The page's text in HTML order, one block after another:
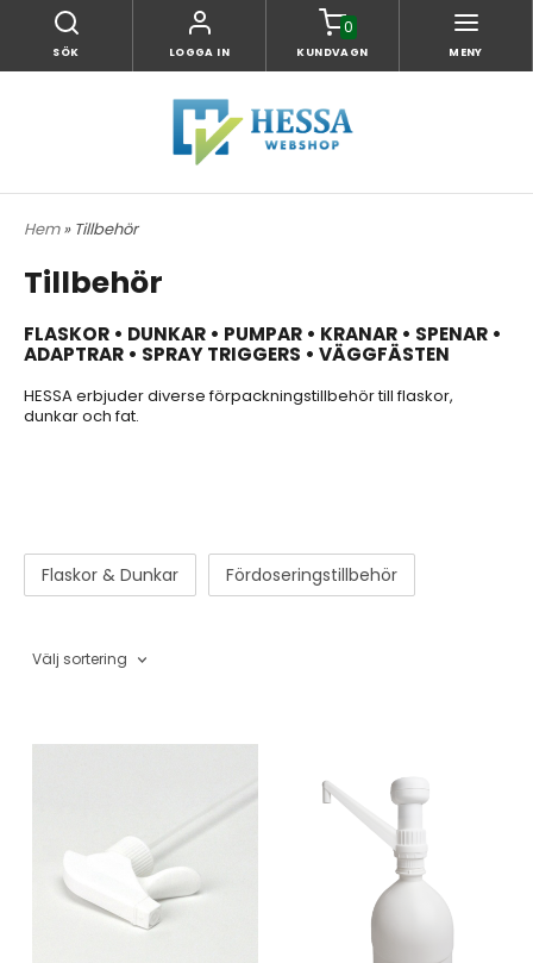
SÖK LOGGA IN
0
KUNDVAGN MENY
Hem» Tillbehör
Tillbehör
FLASKOR • DUNKAR • PUMPAR • KRANAR • SPENAR •
ADAPTRAR • SPRAY TRIGGERS • VÄGGFÄSTEN
HESSA erbjuder diverse förpackningstillbehör till flaskor,
dunkar och fat.
Flaskor & Dunkar Fördoseringstillbehör
Välj sortering